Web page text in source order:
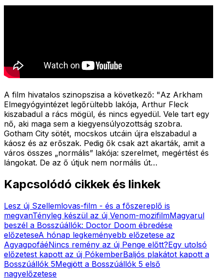
A film hivatalos szinopszisa a következő: "Az Arkham
Elmegyógyintézet legőrültebb lakója, Arthur Fleck
kiszabadul a rács mögül, és nincs egyedül. Vele tart egy
nő, aki maga sem a kiegyensúlyozottság szobra.
Gotham City sötét, mocskos utcáin újra elszabadul a
káosz és az erőszak. Pedig ők csak azt akarták, amit a
város összes „normális” lakója: szerelmet, megértést és
lángokat. De az ő útjuk nem normális út…
Kapcsolódó cikkek és linkek
Lesz új Szellemlovas-film - és a főszereplő is
megvanTényleg készül az új Venom-mozifilmMagyarul
beszél a Bosszúállók: Doctor Doom ébredése
előzeteseA hónap legkeményebb előzetese az
AgyagpofáéNincs remény az új Penge előtt?Egy utolsó
előzetest kapott az új PókemberBaljós plakátot kapott a
Bosszúállók 5Megjött a Bosszúállók 5 első
nagyelőzetese